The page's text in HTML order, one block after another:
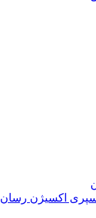
اکسیژن رسان